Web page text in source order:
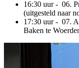
16:30 uur - 06.
(uitgesteld naar
17:30 uur - 07.
Baken te